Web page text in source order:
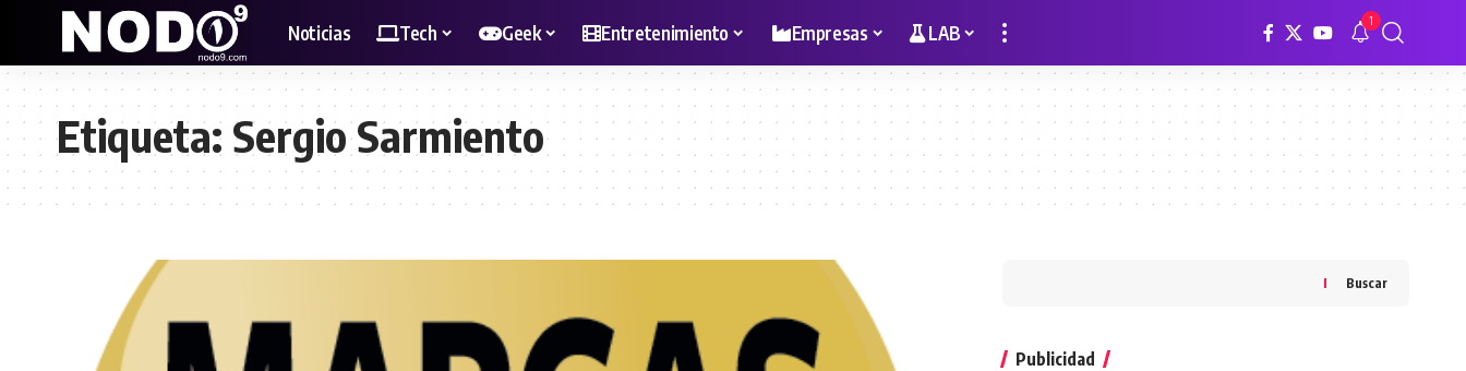
Noticias Tech Geek Entretenimiento Empresas LAB 1
Etiqueta: Sergio Sarmiento
Buscar
Publicidad